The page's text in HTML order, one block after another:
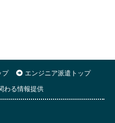
プ
エンジニア派遣トップ
わる情報提供